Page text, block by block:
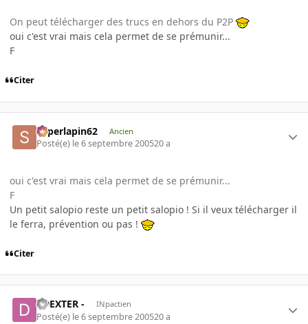
On peut télécharger des trucs en dehors du P2P
oui c'est vrai mais cela permet de se prémunir...
F
Citer
superlapin62 Ancien
Posté(e) le 6 septembre 200520 a
oui c'est vrai mais cela permet de se prémunir...
F
Un petit salopio reste un petit salopio ! Si il veux télécharger il
le ferra, prévention ou pas !
Citer
- DEXTER - INpactien
Posté(e) le 6 septembre 200520 a